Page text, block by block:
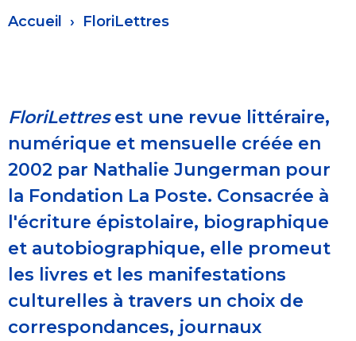
Fil
Accueil FloriLettres
FloriLettresest une revue littéraire,
numérique et mensuelle créée en
2002 par Nathalie Jungerman pour
la Fondation La Poste. Consacrée à
l'écriture épistolaire, biographique
et autobiographique, elle promeut
les livres et les manifestations
culturelles à travers un choix de
correspondances, journaux